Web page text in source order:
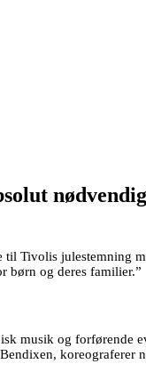
Tivolis julestemning
børn og deres familier.”
musik og forførende
koreograferer